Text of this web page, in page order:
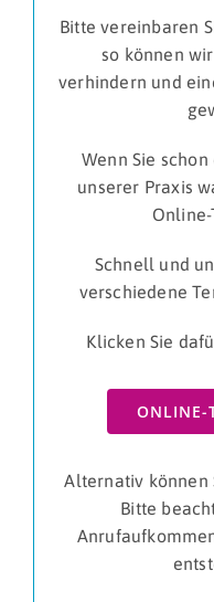
Bitte vereinbaren
so können
verhindern und
Wenn Sie
unserer Praxis
Schnell und
verschiedene
Klicken Sie
ONLINE-
Alternativ können
Bitte